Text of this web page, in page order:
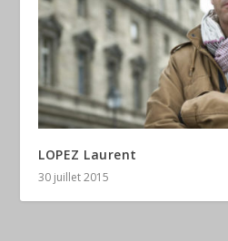
LOPEZ Laurent
30 juillet 2015